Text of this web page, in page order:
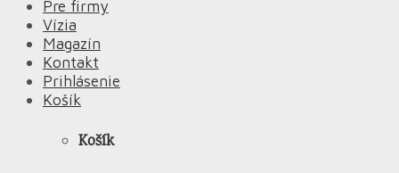
Pre firmy
Vízia
Magazín
Kontakt
Prihlásenie
Košík
Košík